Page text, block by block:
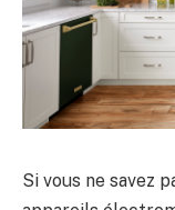
Si vous ne savez